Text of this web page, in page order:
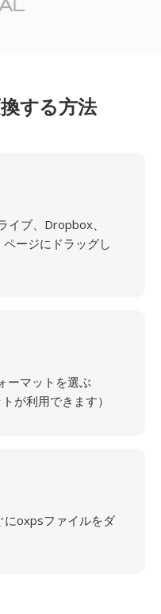
する方法
イブ、Dropbox、
ージにドラッグし
ーマットを選ぶ
が利用できます）
にoxpsファイルをダ